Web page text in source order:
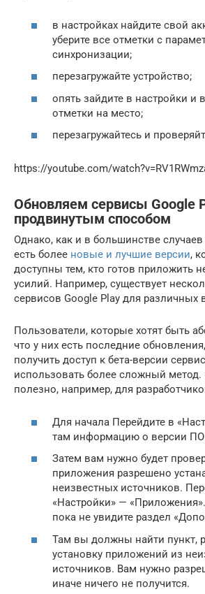
в настройках найдите свой
уберите все отметки с
синхронизации;
перезагружайте устройство;
опять зайдите в настройки и
отметки на место;
перезагружайтесь и
https://youtube.com/
Обновляем сервисы Google
продвинутым способом
Однако, как и в большинстве случаев
есть более новые и лучшие версии,
доступны тем, кто готов приложить
усилий. Например, существует
сервисов Google Play для различных
Пользователи, которые хотят быть
что у них есть последние
получить доступ к бета-версии
использовать более сложный
полезно, например, для
Для начала Перейдите в
там информацию о версии ПО
Затем вам нужно будет
приложения разрешено
неизвестных источников.
«Настройки» —
пока не увидите раздел
Там вы должны найти пункт,
установку приложений из
источников. Вам нужно
иначе ничего не получится.